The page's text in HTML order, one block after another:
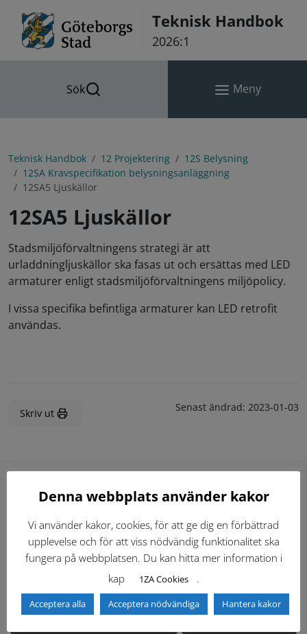
Teknisk Handbok
2026:1
Sök Meny
Teknisk Handbok 12 Projektering
12S Belysning
12SA Kravspecifikation belysningsanläggning
12SA5 Ljuskällor
12SA5 Ljuskällor
Stadsmiljöförvaltningens strategi är att
urladdningljuskällor ska fasas ut och ersättas med LED
armaturer enligt stadsmiljöförvaltningens miljöpolicy.
I vissa specifika befintliga armaturer kan LED retrofit
användas.
Skriv ut Senast ändrad: 2023-01-03
Hitta direkt
Gällande standardritningar (Dwg och pdf)
Dokumentbibliotek
Denna webbplats använder kakor
Vi använder kakor, cookies, för att ge dig en förbättrad
upplevelse och för att viss nödvändig funktionalitet ska
fungera på webbplatsen. Du kan hitta mer information i
kap
1ZA Cookies .
Acceptera alla Acceptera nödvändiga Hantera kakor